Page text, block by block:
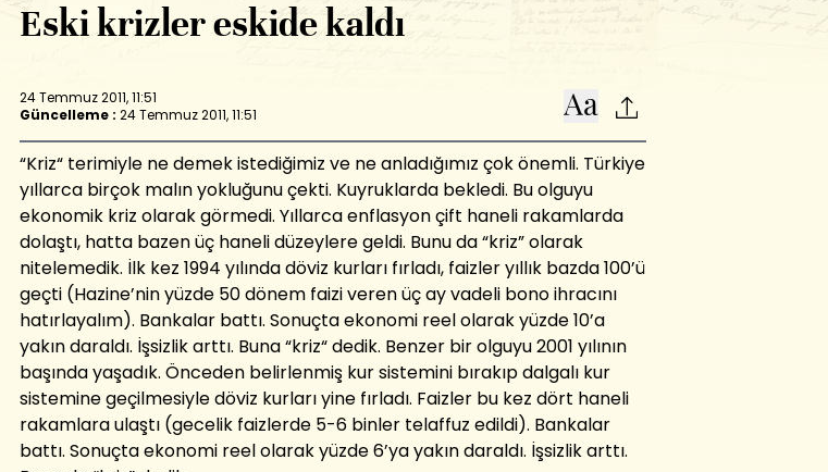
Eski krizler eskide kaldı
24 Temmuz 2011, 11:51
Güncelleme : 24 Temmuz 2011, 11:51
“Kriz“ terimiyle ne demek istediğimiz ve ne anladığımız çok önemli. Türkiye
yıllarca birçok malın yokluğunu çekti. Kuyruklarda bekledi. Bu olguyu
ekonomik kriz olarak görmedi. Yıllarca enflasyon çift haneli rakamlarda
dolaştı, hatta bazen üç haneli düzeylere geldi. Bunu da “kriz” olarak
nitelemedik. İlk kez 1994 yılında döviz kurları fırladı, faizler yıllık bazda 100’ü
geçti (Hazine’nin yüzde 50 dönem faizi veren üç ay vadeli bono ihracını
hatırlayalım). Bankalar battı. Sonuçta ekonomi reel olarak yüzde 10’a
yakın daraldı. İşsizlik arttı. Buna “kriz“ dedik. Benzer bir olguyu 2001 yılının
başında yaşadık. Önceden belirlenmiş kur sistemini bırakıp dalgalı kur
sistemine geçilmesiyle döviz kurları yine fırladı. Faizler bu kez dört haneli
rakamlara ulaştı (gecelik faizlerde 5-6 binler telaffuz edildi). Bankalar
battı. Sonuçta ekonomi reel olarak yüzde 6’ya yakın daraldı. İşsizlik arttı.